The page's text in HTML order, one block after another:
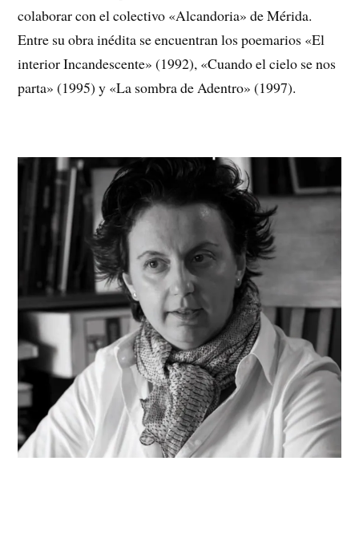
colaborar con el colectivo «Alcandoria» de Mérida.
Entre su obra inédita se encuentran los poemarios «El
interior Incandescente» (1992), «Cuando el cielo se nos
parta» (1995) y «La sombra de Adentro» (1997).